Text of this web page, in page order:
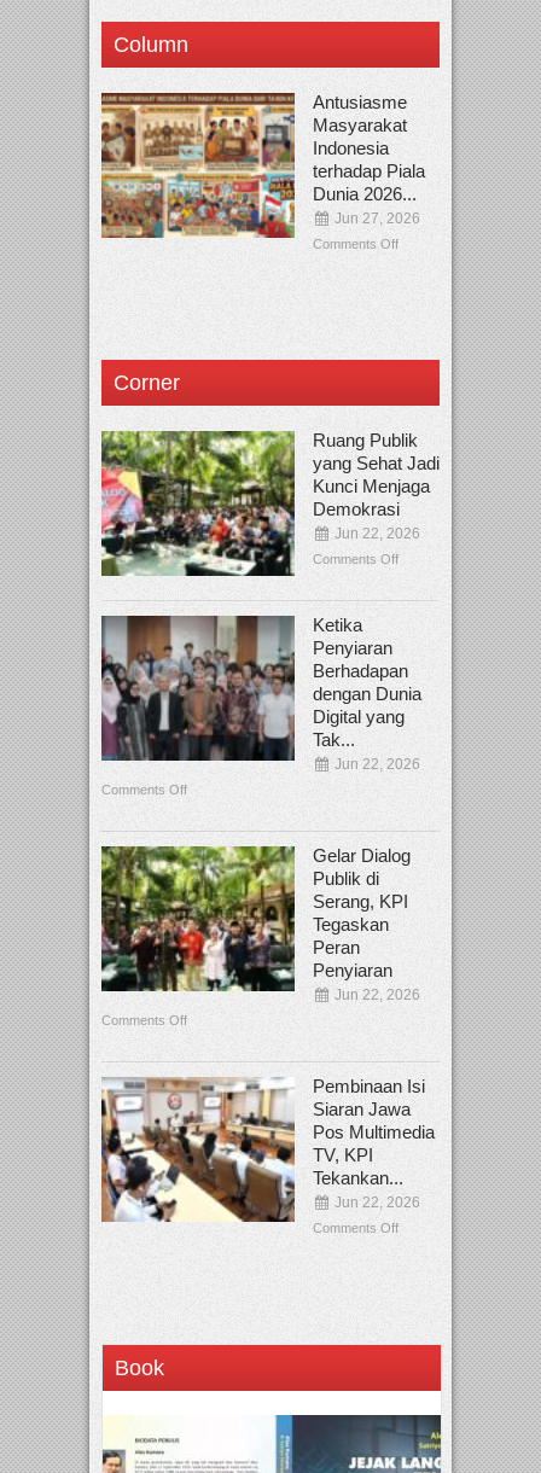
Column
Antusiasme
Masyarakat
Indonesia
terhadap Piala
Dunia 2026...
Jun 27, 2026
Comments Off
Corner
Ruang Publik
yang Sehat Jadi
Kunci Menjaga
Demokrasi
Jun 22, 2026
Comments Off
Ketika
Penyiaran
Berhadapan
dengan Dunia
Digital yang
Tak...
Jun 22, 2026
Comments Off
Gelar Dialog
Publik di
Serang, KPI
Tegaskan
Peran
Penyiaran
Jun 22, 2026
Comments Off
Pembinaan Isi
Siaran Jawa
Pos Multimedia
TV, KPI
Tekankan...
Jun 22, 2026
Comments Off
Book